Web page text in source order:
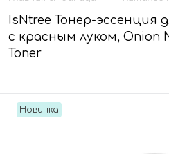
IsNtree Тонер-эссенция
с красным луком, Onion
Toner
Новинка